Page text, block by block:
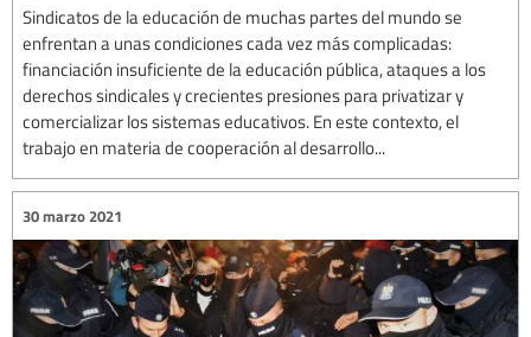
Sindicatos de la educación de muchas partes del mundo se
enfrentan a unas condiciones cada vez más complicadas:
financiación insuficiente de la educación pública, ataques a los
derechos sindicales y crecientes presiones para privatizar y
comercializar los sistemas educativos. En este contexto, el
trabajo en materia de cooperación al desarrollo...
30 marzo 2021